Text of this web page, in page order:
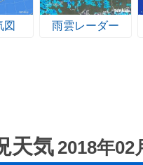
図 雨雲レーダー
天気 2018年02